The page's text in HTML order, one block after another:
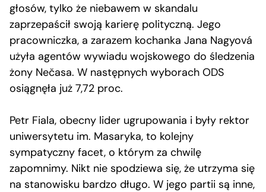
głosów, tylko że niebawem w skandalu
zaprzepaścił swoją karierę polityczną. Jego
pracowniczka, a zarazem kochanka Jana Nagyová
użyła agentów wywiadu wojskowego do śledzenia
żony Nečasa. W następnych wyborach ODS
osiągnęła już 7,72 proc.
Petr Fiala, obecny lider ugrupowania i były rektor
uniwersytetu im. Masaryka, to kolejny
sympatyczny facet, o którym za chwilę
zapomnimy. Nikt nie spodziewa się, że utrzyma się
na stanowisku bardzo długo. W jego partii są inne,